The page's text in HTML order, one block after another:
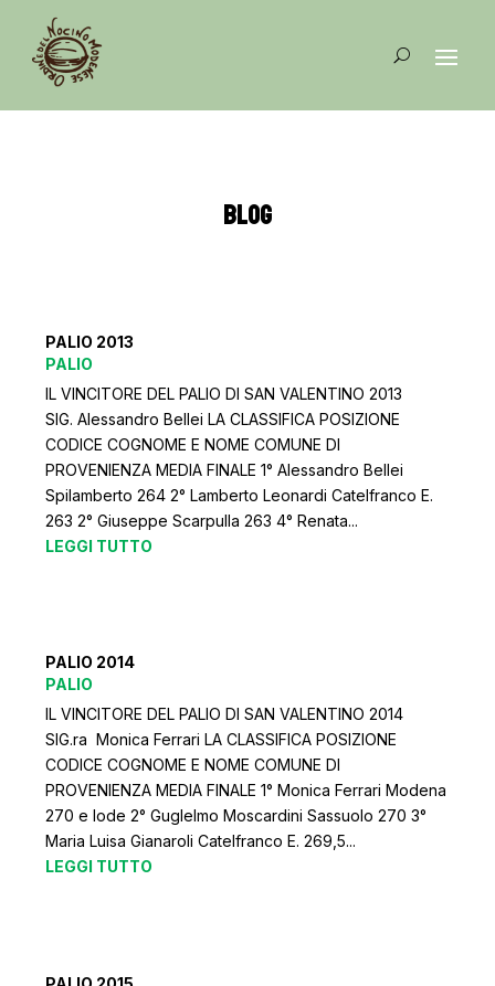
BLOG
PALIO 2013
PALIO
IL VINCITORE DEL PALIO DI SAN VALENTINO 2013
SIG. Alessandro Bellei LA CLASSIFICA POSIZIONE
CODICE COGNOME E NOME COMUNE DI
PROVENIENZA MEDIA FINALE 1° Alessandro Bellei
Spilamberto 264 2° Lamberto Leonardi Catelfranco E.
263 2° Giuseppe Scarpulla 263 4° Renata...
LEGGI TUTTO
PALIO 2014
PALIO
IL VINCITORE DEL PALIO DI SAN VALENTINO 2014
SIG.ra Monica Ferrari LA CLASSIFICA POSIZIONE
CODICE COGNOME E NOME COMUNE DI
PROVENIENZA MEDIA FINALE 1° Monica Ferrari Modena
270 e lode 2° Guglelmo Moscardini Sassuolo 270 3°
Maria Luisa Gianaroli Catelfranco E. 269,5...
LEGGI TUTTO